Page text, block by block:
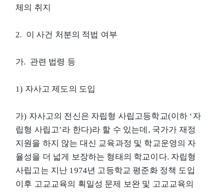
체의 취지
2. 이 사건 처분의 적법 여부
가. 관련 법령 등
1) 자사고 제도의 도입
가) 자사고의 전신은 자립형 사립고등학교(이하 ‘자
립형 사립고’라 한다)라 할 수 있는데, 국가가 재정
지원을 하지 않는 대신 교육과정 및 학교운영의 자
율성을 더 넓게 보장하는 형태의 학교이다. 자립형
사립고는 지난 1974년 고등학교 평준화 정책 도입
이후 고교교육의 획일성 문제 보완 및 고교교육의